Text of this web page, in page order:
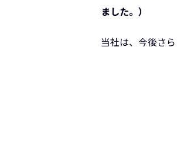
ました。）
当社は、今後さ